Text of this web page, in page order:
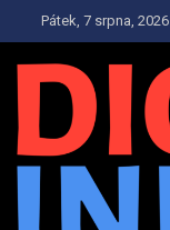
to
content
Pátek, 7 srpna, 2026